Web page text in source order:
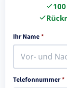
Ihr Name*
Telefonnummer*